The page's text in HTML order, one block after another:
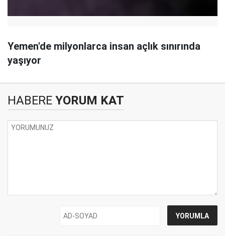
Yemen'de milyonlarca insan açlık sınırında
yaşıyor
HABERE YORUM KAT